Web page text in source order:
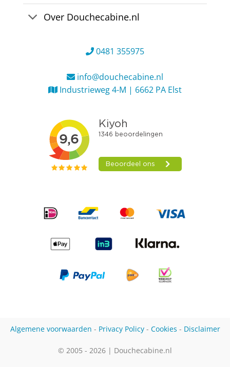
Over Douchecabine.nl
0481 355975
info@douchecabine.nl
Industrieweg 4-M | 6662 PA Elst
Algemene voorwaarden - Privacy Policy- Cookies - Disclaimer
© 2005 - 2026 | Douchecabine.nl